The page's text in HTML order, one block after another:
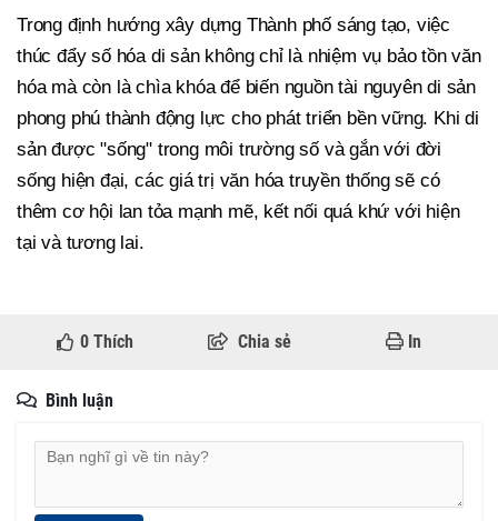
Trong định hướng xây dựng Thành phố sáng tạo, việc
thúc đẩy số hóa di sản không chỉ là nhiệm vụ bảo tồn văn
hóa mà còn là chìa khóa để biến nguồn tài nguyên di sản
phong phú thành động lực cho phát triển bền vững. Khi di
sản được "sống" trong môi trường số và gắn với đời
sống hiện đại, các giá trị văn hóa truyền thống sẽ có
thêm cơ hội lan tỏa mạnh mẽ, kết nối quá khứ với hiện
tại và tương lai.
0Thích Chia sẻ In
Bình luận